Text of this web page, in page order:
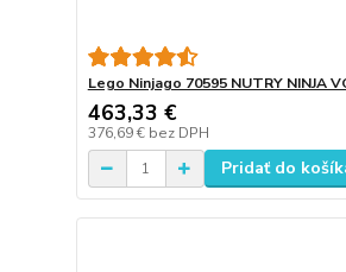
Lego Ninjago 70595 NUTRY NINJA
463,33 €
376,69 € bez DPH
Pridať do